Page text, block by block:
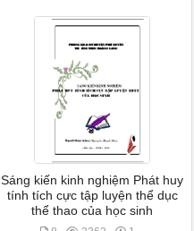
Sáng kiến kinh nghiệm Phát huy
tính tích cực tập luyện thể dục
thể thao của học sinh